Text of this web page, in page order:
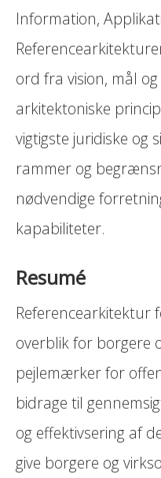
Information,
ord fra vision, mål
arkitektoniske
vigtigste juridiske og
rammer og
nødvendige
kapabiliteter.
Resumé
overblik for borgere
pejlemærker for
bidrage til
og effektivsering af
give borgere og